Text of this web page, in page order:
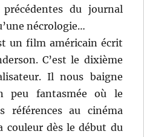
du journal
nécrologie…
un film américain écrit
C’est le dixième
Il nous baigne
peu fantasmée où le
références au cinéma
couleur dès le début du